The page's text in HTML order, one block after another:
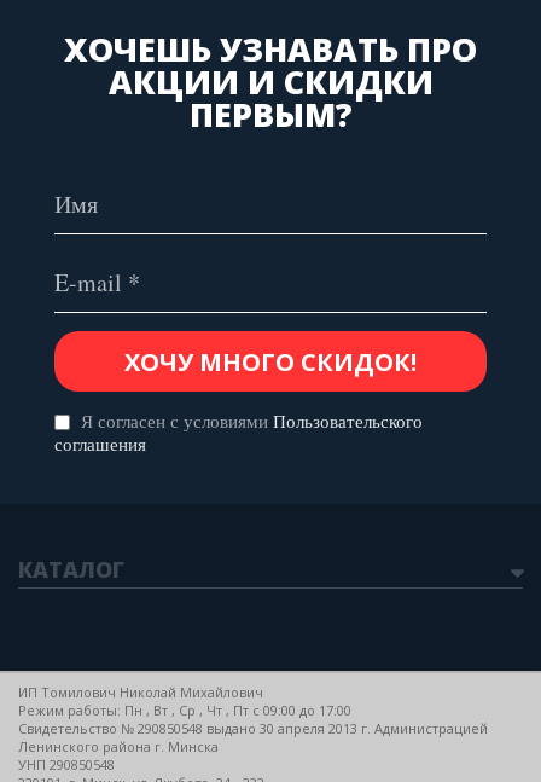
ХОЧЕШЬ УЗНАВАТЬ ПРО
АКЦИИ И СКИДКИ
ПЕРВЫМ?
Я согласен с условиями Пользовательского
соглашения
КАТАЛОГ
ИП Томилович Николай Михайлович
Режим работы: Пн , Вт , Ср , Чт , Пт c 09:00 до 17:00
Свидетельство № 290850548 выдано 30 апреля 2013 г. Администрацией
Ленинского района г. Минска
УНП 290850548